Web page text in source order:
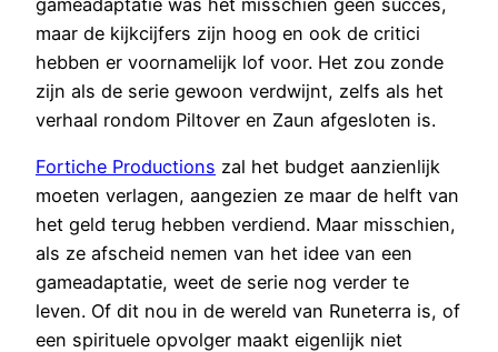
maar de kijkcijfers zijn hoog en ook de critici
hebben er voornamelijk lof voor. Het zou zonde
zijn als de serie gewoon verdwijnt, zelfs als het
verhaal rondom Piltover en Zaun afgesloten is.
Fortiche Productions zal het budget aanzienlijk
moeten verlagen, aangezien ze maar de helft van
het geld terug hebben verdiend. Maar misschien,
als ze afscheid nemen van het idee van een
gameadaptatie, weet de serie nog verder te
leven. Of dit nou in de wereld van Runeterra is, of
een spirituele opvolger maakt eigenlijk niet